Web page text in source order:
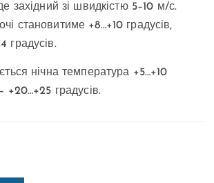
західний зі швидкістю 5–10 м/с.
становитиме +8…+10 градусів,
градусів.
нічна температура +5…+10
+20…+25 градусів.